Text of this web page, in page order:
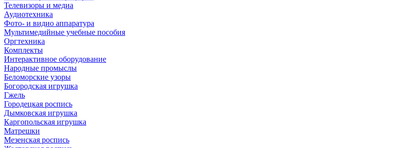
Телевизоры и медиа
Аудиотехника
Фото- и видио аппаратура
Мультимедийные учебные пособия
Оргтехника
Комплекты
Интерактивное оборудование
Народные промыслы
Беломорские узоры
Богородская игрушка
Гжель
Городецкая роспись
Дымковская игрушка
Каргопольская игрушка
Матрешки
Мезенская роспись